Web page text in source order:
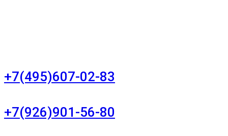
+7(495)607-02-83
+7(926)901-56-80